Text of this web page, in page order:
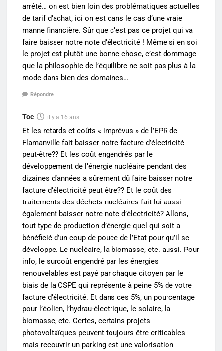
arrêté… on est bien loin des problématiques actuelles
de tarif d’achat, ici on est dans le cas d’une vraie
manne financière. Sûr que c’est pas ce projet qui va
faire baisser notre note d’électricité ! Même si en soi
le projet est plutôt une bonne chose, c’est dommage
que la philosophie de l’équilibre ne soit pas plus à la
mode dans bien des domaines…
Répondre
Toc il y a 16 ans
Et les retards et coûts « imprévus » de l’EPR de
Flamanville fait baisser notre facture d’électricité
peut-être?? Et les coût engendrés par le
développement de l’énergie nucléaire pendant des
dizaines d’années a sûrement dû faire baisser notre
facture d’électricité peut être?? Et le coût des
traitements des déchets nucléaires fait lui aussi
également baisser notre note d’électricité? Allons,
tout type de production d’énergie quel qui soit a
bénéficié d’un coup de pouce de l’Etat pour qu’il se
développe. Le nucléaire, la biomasse, etc. aussi. Pour
info, le surcoût engendré par les énergies
renouvelables est payé par chaque citoyen par le
biais de la CSPE qui représente à peine 5% de votre
facture d’électricité. Et dans ces 5%, un pourcentage
pour l’éolien, l’hydrau-électrique, le solaire, la
biomasse, etc. Certes, certains projets
photovoltaïques peuvent toujours être criticables
mais recouvrir un parking est une valorisation